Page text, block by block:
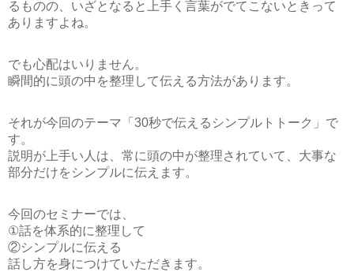
るものの、いざとなると上手く言葉がでてこないときって
ありますよね。
でも心配はいりません。
瞬間的に頭の中を整理して伝える方法があります。
それが今回のテーマ 「30秒で伝えるシンプルトトーク」 で
す。
説明が上手い人は、常に頭の中が整理されていて、大事な
部分だけをシンプルに伝えます。
今回のセミナーでは、
①話を体系的に整理して
②シンプルに伝える
話し方を身につけていただきます。